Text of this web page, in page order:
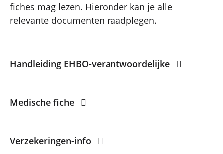
fiches mag lezen. Hieronder kan je alle
relevante documenten raadplegen.
Handleiding EHBO-verantwoordelijke
Medische fiche
Verzekeringen-info